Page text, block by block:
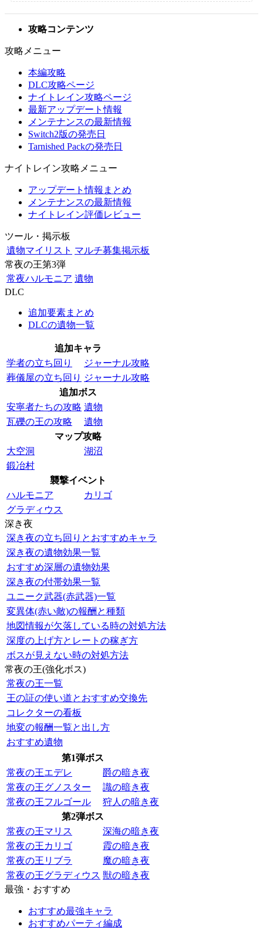
攻略コンテンツ
攻略メニュー
本編攻略
DLC攻略ページ
ナイトレイン攻略ページ
最新アップデート情報
メンテナンスの最新情報
Switch2版の発売日
Tarnished Packの発売日
ナイトレイン攻略メニュー
アップデート情報まとめ
メンテナンスの最新情報
ナイトレイン評価レビュー
ツール・掲示板
遺物マイリスト マルチ募集掲示板
常夜の王第3弾
常夜ハルモニア 遺物
DLC
追加要素まとめ
DLCの遺物一覧
追加キャラ
学者の立ち回り
ジャーナル攻略
葬儀屋の立ち回り ジャーナル攻略
追加ボス
安寧者たちの攻略 遺物
瓦礫の王の攻略
遺物
マップ攻略
大空洞
湖沼
鍛冶村
襲撃イベント
ハルモニア
カリゴ
グラディウス
深き夜
深き夜の立ち回りとおすすめキャラ
深き夜の遺物効果一覧
おすすめ深層の遺物効果
深き夜の付帯効果一覧
ユニーク武器(赤武器)一覧
変異体(赤い敵)の報酬と種類
地図情報が欠落している時の対処方法
深度の上げ方とレートの稼ぎ方
ボスが見えない時の対処方法
常夜の王(強化ボス)
常夜の王一覧
王の証の使い道とおすすめ交換先
コレクターの看板
地変の報酬一覧と出し方
おすすめ遺物
第1弾ボス
常夜の王エデレ
爵の暗き夜
常夜の王グノスター
識の暗き夜
常夜の王フルゴール
狩人の暗き夜
第2弾ボス
常夜の王マリス
深海の暗き夜
常夜の王カリゴ
霞の暗き夜
常夜の王リブラ
魔の暗き夜
常夜の王グラディウス 獣の暗き夜
最強・おすすめ
おすすめ最強キャラ
おすすめパーティ編成